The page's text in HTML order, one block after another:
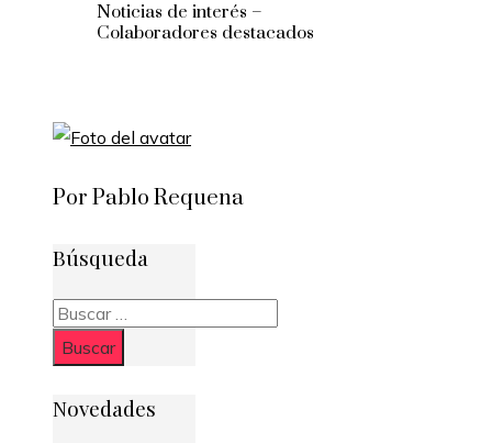
Noticias de interés –
Colaboradores destacados
Por Pablo Requena
Búsqueda
Buscar:
Novedades